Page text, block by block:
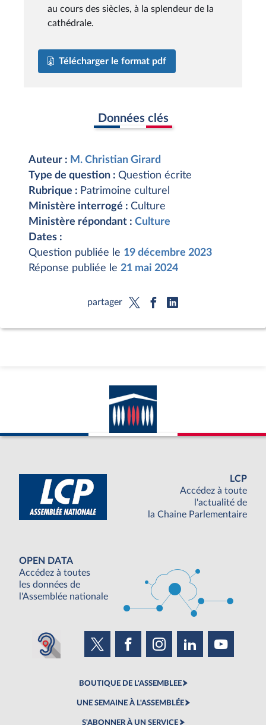
au cours des siècles, à la splendeur de la
cathédrale.
Télécharger le format pdf
Données clés
Auteur : M. Christian Girard
Type de question : Question écrite
Rubrique : Patrimoine culturel
Ministère interrogé : Culture
Ministère répondant : Culture
Dates :
Question publiée le 19 décembre 2023
Réponse publiée le 21 mai 2024
partager
LCP
Accédez à toute
l'actualité de
la Chaine Parlementaire
OPEN DATA
Accédez à toutes
les données de
l'Assemblée nationale
BOUTIQUE DE L'ASSEMBLEE
UNE SEMAINE À L'ASSEMBLÉE
S'ABONNER À UN SERVICE